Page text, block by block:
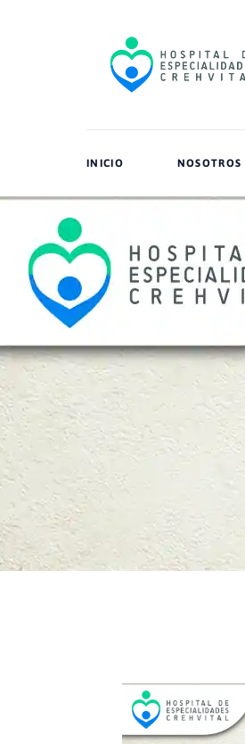
INICIO NOSOTROS